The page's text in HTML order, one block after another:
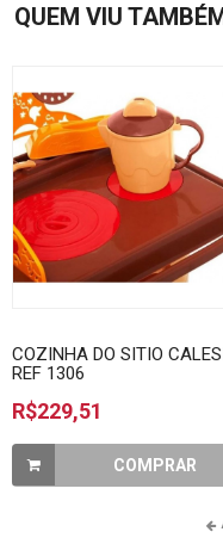
QUEM VIU
COZINHA DO SITIO
REF 1306
R$229,51
COMPRAR